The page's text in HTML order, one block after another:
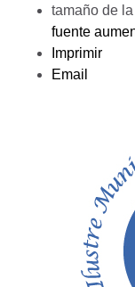
tamaño de
fuente
Imprimir
Email